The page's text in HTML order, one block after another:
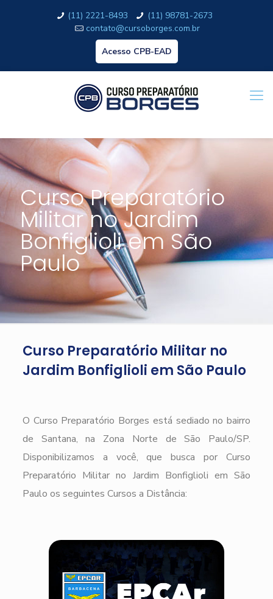
(11) 2221-8493
(11) 98781-2673
contato@cursoborges.com.br
Acesso CPB-EAD
Curso Preparatório
Militar no Jardim
Bonfiglioli em São
Paulo
Curso Preparatório Militar no
Jardim Bonfiglioli em São Paulo
O Curso Preparatório Borges está sediado no bairro
de Santana, na Zona Norte de São Paulo/SP.
Disponibilizamos a você, que busca por Curso
Preparatório Militar no Jardim Bonfiglioli em São
Paulo os seguintes Cursos a Distância: